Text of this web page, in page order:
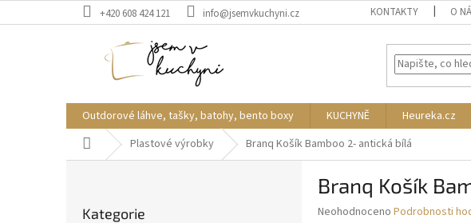
na
+420 608 424 121 info@jsemvkuchyni.cz KONTAKTY O
Outdorové láhve, tašky, batohy, bento boxy KUCHYNĚ Heureka.cz
Domů Plastové výrobky Branq Košík Bamboo 2- antická bílá
kategorie
Kategorie
Branq Košík
Průměrné
Neohodnoceno Podrobnosti